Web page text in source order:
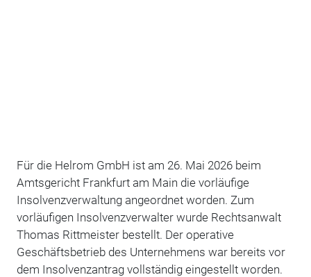
Für die Helrom GmbH ist am 26. Mai 2026 beim
Amtsgericht Frankfurt am Main die vorläufige
Insolvenzverwaltung angeordnet worden. Zum
vorläufigen Insolvenzverwalter wurde Rechtsanwalt
Thomas Rittmeister bestellt. Der operative
Geschäftsbetrieb des Unternehmens war bereits vor
dem Insolvenzantrag vollständig eingestellt worden.